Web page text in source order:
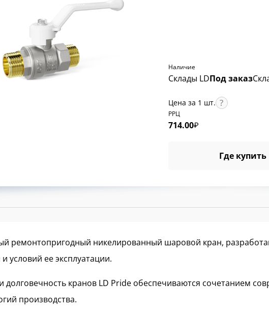
Наличие
Склады LDПод заказ
Цена за 1 шт.
РРЦ
714.00₽
Где купить
ремонтопригодный никелированный шаровой кран,
условий ее эксплуатации.
долговечность кранов LD Pride обеспечиваются сочетанием
производства.